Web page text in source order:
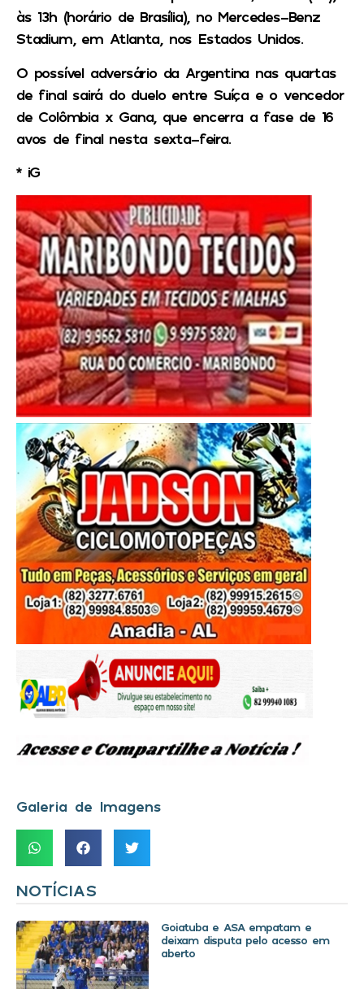
às 13h (horário de Brasília), no Mercedes-Benz
Stadium, em Atlanta, nos Estados Unidos.
O possível adversário da Argentina nas quartas
de final sairá do duelo entre Suíça e o vencedor
de Colômbia x Gana, que encerra a fase de 16
avos de final nesta sexta-feira.
* iG
Galeria de Imagens
NOTÍCIAS
Goiatuba e ASA empatam e
deixam disputa pelo acesso em
aberto